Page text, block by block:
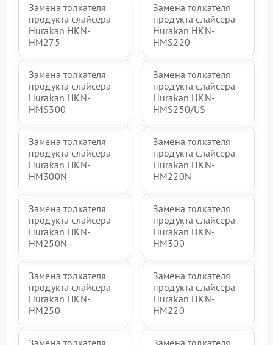
Замена толкателя
продукта слайсера
Hurakan HKN-
HM275
Замена толкателя
продукта слайсера
Hurakan HKN-
HMS220
Замена толкателя
продукта слайсера
Hurakan HKN-
HMS300
Замена толкателя
продукта слайсера
Hurakan HKN-
HMS250/US
Замена толкателя
продукта слайсера
Hurakan HKN-
HM300N
Замена толкателя
продукта слайсера
Hurakan HKN-
HM220N
Замена толкателя
продукта слайсера
Hurakan HKN-
HM250N
Замена толкателя
продукта слайсера
Hurakan HKN-
HM300
Замена толкателя
продукта слайсера
Hurakan HKN-
HM250
Замена толкателя
продукта слайсера
Hurakan HKN-
HM220
Замена толкателя Замена толкателя